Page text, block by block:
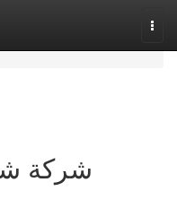
شركة